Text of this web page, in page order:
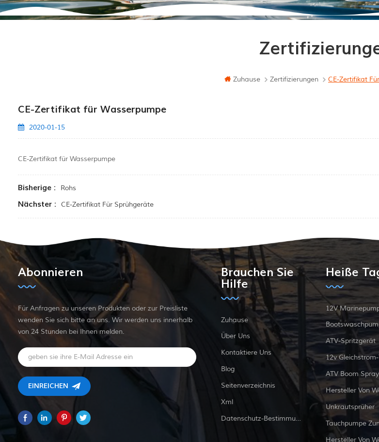
Zuhause Zertifizierungen CE-Zertifikat
CE-Zertifikat für Wasserpumpe
2020-01-15
CE-Zertifikat für Wasserpumpe
Bisherige : Rohs
Nächster : CE-Zertifikat Für Sprühgeräte
Abonnieren
Für Anfragen zu unseren Produkten oder zur Preisliste
wenden Sie sich bitte an uns. Wir werden uns innerhalb
von 24 Stunden bei Ihnen melden.
Brauchen Sie
Hilfe
Zuhause
Über Uns
Kontaktiere Uns
Blog
Seitenverzeichnis
Xml
Datenschutz-Bestimmungen
Heiße
12V
ATV-Spritzgerät
12v
ATV Boom
Hersteller Von
Unkrautsprüher
Tauchpumpe
Hersteller Von